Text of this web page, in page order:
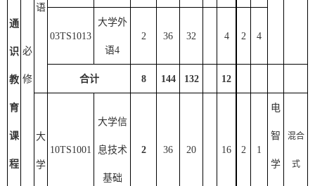
通
识
教
育
课
程
必
修
语
03TS1013
大学外
语4
2 36 32 4 2 4
合计 8 144 132 12
大
学
10TS1001
大学信
息技术
基础
2 36 20 16 2 1
电
智
学
混合
式